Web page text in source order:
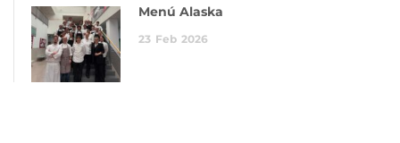
Menú Alaska
23 Feb 2026